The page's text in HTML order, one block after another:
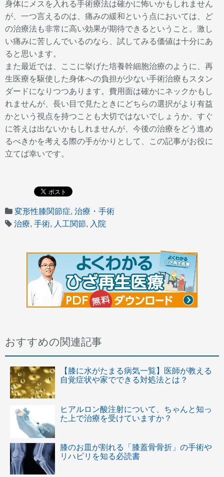
身体にメスを入れる手術療法は確かに怖いかもしれません
が、一つ言えるのは、痛みの緩和という点においては、ど
の治療法も非常に高い効果が期待できるということ。激し
い痛みに苦しんでいるのなら、試してみる価値は十分にあ
ると思います。
また最近では、ここに挙げた培養幹細胞治療のように、再
生医療を駆使した身体への負担が少ない手術治療もスタン
ダードになりつつあります。費用面は確かにネックかもし
れませんが、長い目で見たときにどちらの選択がより有益
かという視点を持つことも大切ではないでしょうか。すぐ
に答えは出ないかもしれませんが、今後の治療をどう進め
るべきかを考える際の手がかりとして、この記事がお役に
立てば幸いです。
変形性膝関節症, 治療・手術
治療, 手術, 人工関節, 入院
おすすめの関連記事
【膝に水がたまる病気一覧】医師が教える
自覚症状や家でできる対処法とは？
ヒアルロン酸注射について、ちゃんと知っ
た上で治療を受けていますか？
膝のお皿が割れる「膝蓋骨骨折」の手術や
リハビリを知る必読書